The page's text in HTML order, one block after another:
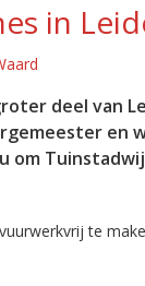
in
deel van
en
te